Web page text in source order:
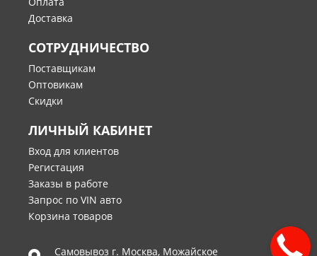
Доставка
СОТРУДНИЧЕСТВО
Поставщикам
Оптовикам
Скидки
ЛИЧНЫЙ КАБИНЕТ
Вход для клиентов
Регистация
Заказы в работе
Запрос по VIN авто
Корзина товаров
Самовывоз г. Москва, Можайское